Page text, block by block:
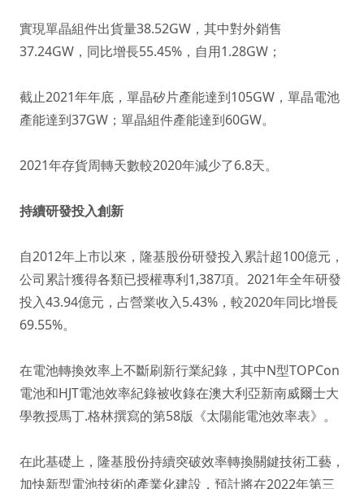
實現單晶組件出貨量38.52GW，其中對外銷售
37.24GW，同比增長55.45%，自用1.28GW；
截止2021年年底，單晶矽片產能達到105GW，單晶電池
產能達到37GW；單晶組件產能達到60GW。
2021年存貨周轉天數較2020年減少了6.8天。
持續研發投入創新
自2012年上市以來，隆基股份研發投入累計超100億元，
公司累計獲得各類已授權專利1,387項。2021年全年研發
投入43.94億元，占營業收入5.43%，較2020年同比增長
69.55%。
在電池轉換效率上不斷刷新行業紀錄，其中N型TOPCon
電池和HJT電池效率紀錄被收錄在澳大利亞新南威爾士大
學教授馬丁.格林撰寫的第58版《太陽能電池效率表》。
在此基礎上，隆基股份持續突破效率轉換關鍵技術工藝，
加快新型電池技術的產業化建設，預計將在2022年第三